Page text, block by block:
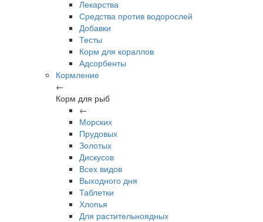
Лекарства
Средства против водорослей
Добавки
Тесты
Корм для кораллов
Адсорбенты
Кормление
←
Корм для рыб
←
Морских
Прудовых
Золотых
Дискусов
Всех видов
Выходного дня
Таблетки
Хлопья
Для растительноядных